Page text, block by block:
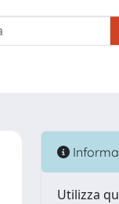
Utilizza